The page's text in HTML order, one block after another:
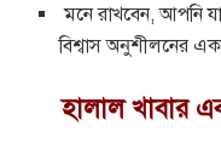
মনে রাখবেন, আপনি
বিশ্বাস অনুশীলনের
হালাল খাবার